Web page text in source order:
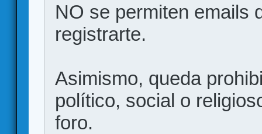
NO se permiten emails
registrarte.
Asimismo, queda
político, social o
foro.